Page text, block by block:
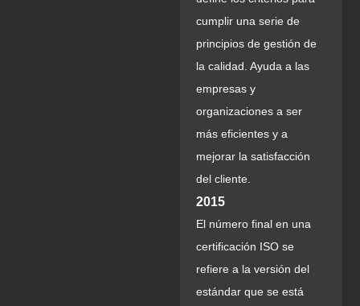
cumplir una serie de
principios de gestión de
la calidad. Ayuda a las
empresas y
organizaciones a ser
más eficientes y a
mejorar la satisfacción
del cliente.
2015
El número final en una
certificación ISO se
refiere a la versión del
estándar que se está